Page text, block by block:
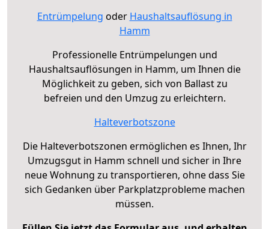
Entrümpelung oder Haushaltsauflösung in
Hamm
Professionelle Entrümpelungen und
Haushaltsauflösungen in Hamm, um Ihnen die
Möglichkeit zu geben, sich von Ballast zu
befreien und den Umzug zu erleichtern.
Halteverbotszone
Die Halteverbotszonen ermöglichen es Ihnen, Ihr
Umzugsgut in Hamm schnell und sicher in Ihre
neue Wohnung zu transportieren, ohne dass Sie
sich Gedanken über Parkplatzprobleme machen
müssen.